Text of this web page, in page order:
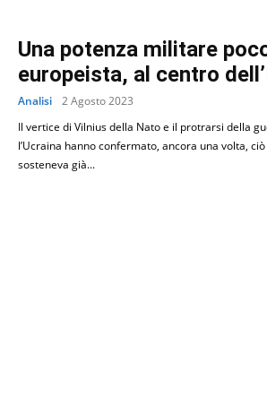
Una potenza militare
europeista, al centro
Analisi
2 Agosto 2023
Il vertice di Vilnius della Nato e il protrarsi della
l’Ucraina hanno confermato, ancora una volta,
sosteneva già...